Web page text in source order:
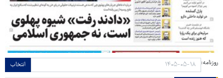
روزنامه: انتخاب